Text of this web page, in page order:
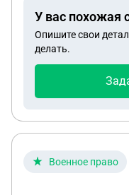
Сейчас мне
жительства к
течение 3 лет.
жительства от
участкового где я
получить
У вас похожая
Опишите свои
делать.
Военное право